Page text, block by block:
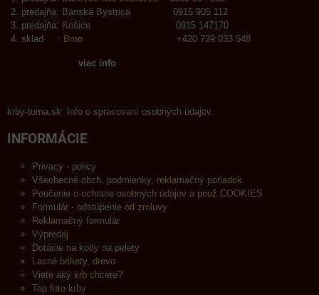
predajňa: Banská Bystrica 0915 905 112
predajňa: Košice 0915 147170
sklad : Brno +420 739 033 548
viac info
krby-tuma.sk Info o spracovaní osobných údajov.
INFORMÁCIE
Privacy - policy
Všeobecné obch. podmienky, reklamačný poriadok
Poučenie o ochrane osobných údajov a použ.COOKIES
Formulár - odstúpenie od zmluvy
Reklamačný formulár
Výpredaj
Dotácie na kotly na pelety
Lacné brikety, drevo
Viete aký krb chcete?
Top foto krby